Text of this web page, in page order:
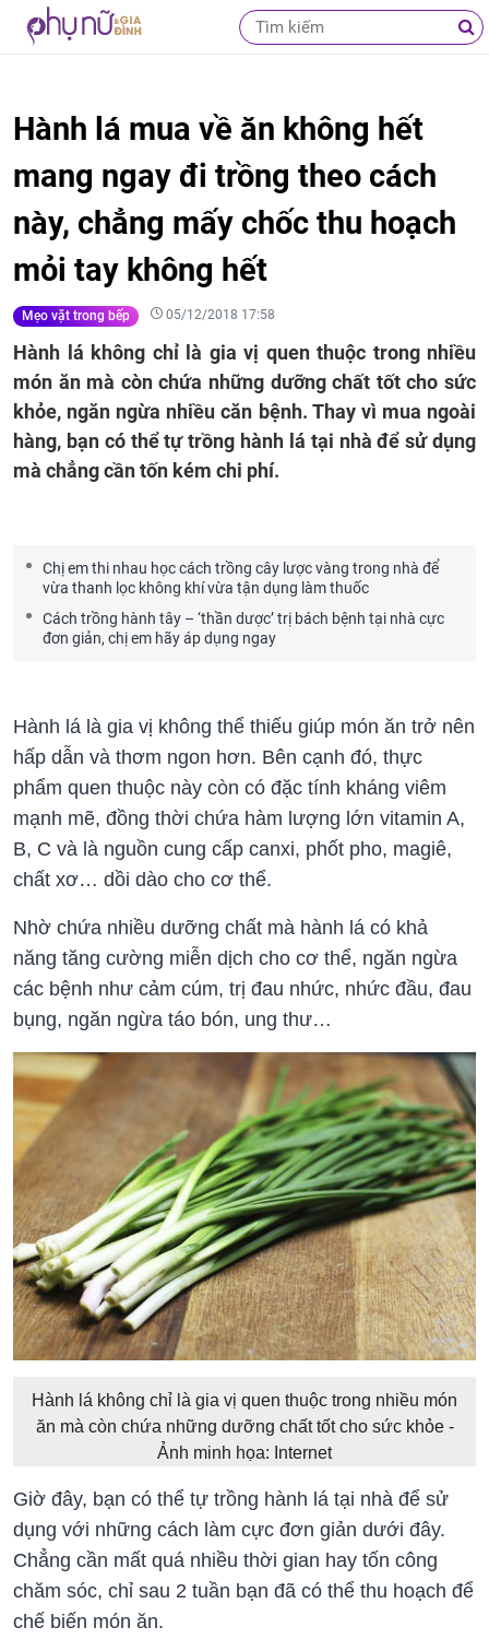
Hành lá mua về ăn không hết
mang ngay đi trồng theo cách
này, chẳng mấy chốc thu hoạch
mỏi tay không hết
Mẹo vặt trong bếp 05/12/2018 17:58
Hành lá không chỉ là gia vị quen thuộc trong nhiều
món ăn mà còn chứa những dưỡng chất tốt cho sức
khỏe, ngăn ngừa nhiều căn bệnh. Thay vì mua ngoài
hàng, bạn có thể tự trồng hành lá tại nhà để sử dụng
mà chẳng cần tốn kém chi phí.
Chị em thi nhau học cách trồng cây lược vàng trong nhà để
vừa thanh lọc không khí vừa tận dụng làm thuốc
Cách trồng hành tây – ‘thần dược’ trị bách bệnh tại nhà cực
đơn giản, chị em hãy áp dụng ngay
Hành lá là gia vị không thể thiếu giúp món ăn trở nên
hấp dẫn và thơm ngon hơn. Bên cạnh đó, thực
phẩm quen thuộc này còn có đặc tính kháng viêm
mạnh mẽ, đồng thời chứa hàm lượng lớn vitamin A,
B, C và là nguồn cung cấp canxi, phốt pho, magiê,
chất xơ… dồi dào cho cơ thể.
Nhờ chứa nhiều dưỡng chất mà hành lá có khả
năng tăng cường miễn dịch cho cơ thể, ngăn ngừa
các bệnh như cảm cúm, trị đau nhức, nhức đầu, đau
bụng, ngăn ngừa táo bón, ung thư…
Hành lá không chỉ là gia vị quen thuộc trong nhiều món
ăn mà còn chứa những dưỡng chất tốt cho sức khỏe -
Ảnh minh họa: Internet
Giờ đây, bạn có thể tự trồng hành lá tại nhà để sử
dụng với những cách làm cực đơn giản dưới đây.
Chẳng cần mất quá nhiều thời gian hay tốn công
chăm sóc, chỉ sau 2 tuần bạn đã có thể thu hoạch để
chế biến món ăn.